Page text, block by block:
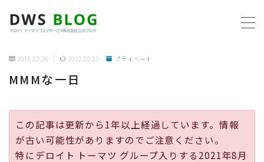
ホーム
AWS
プログラミング
2016.12.26 2022.10.25 プライベート
MMMな一日
この記事は更新から1年以上経過しています。情報
が古い可能性がありますのでご注意ください。
特にデロイト トーマツ グループ入りする2021年8月